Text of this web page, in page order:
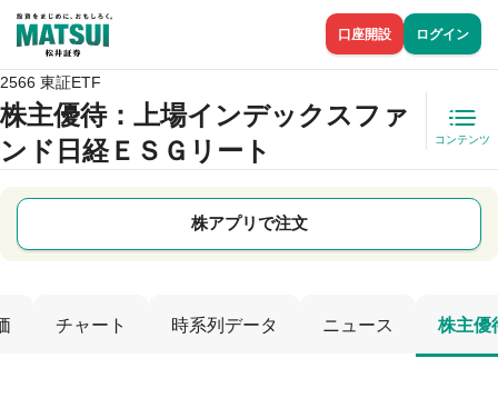
口座開設 ログイン
2566 東証ETF
株主優待：上場インデックスファ
ンド日経ＥＳＧリート
コンテンツ
株アプリで注文
チャート 時系列データ ニュース 株主優